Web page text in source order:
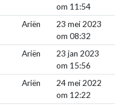
om 11:54
Ariën
23 mei 2023
om 08:32
Ariën
23 jan 2023
om 15:56
Ariën
24 mei 2022
om 12:22